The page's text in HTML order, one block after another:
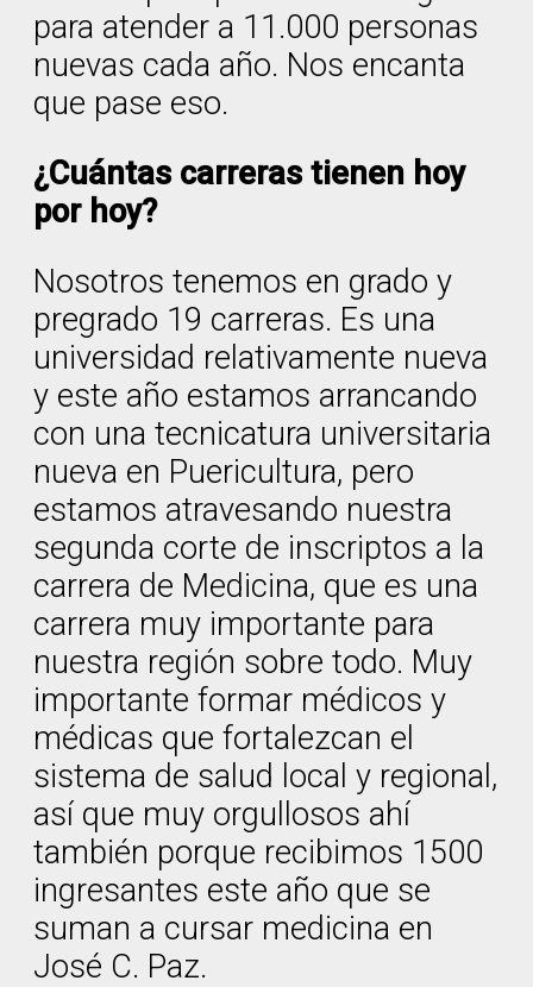
para atender a 11.000 personas
nuevas cada año. Nos encanta
que pase eso.
¿Cuántas carreras tienen hoy
por hoy?
Nosotros tenemos en grado y
pregrado 19 carreras. Es una
universidad relativamente nueva
y este año estamos arrancando
con una tecnicatura universitaria
nueva en Puericultura, pero
estamos atravesando nuestra
segunda corte de inscriptos a la
carrera de Medicina, que es una
carrera muy importante para
nuestra región sobre todo. Muy
importante formar médicos y
médicas que fortalezcan el
sistema de salud local y regional,
así que muy orgullosos ahí
también porque recibimos 1500
ingresantes este año que se
suman a cursar medicina en
José C. Paz.